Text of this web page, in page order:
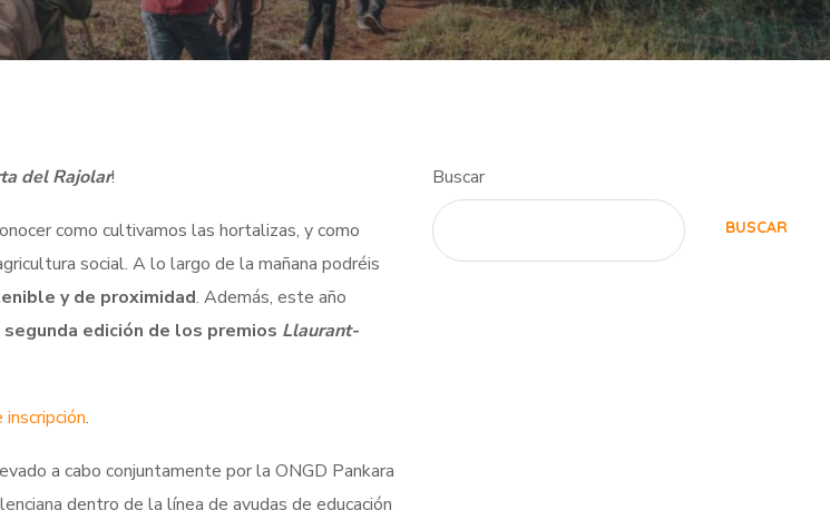
del Rajolar!
como cultivamos las hortalizas, y como
social. A lo largo de la mañana podréis
y de proximidad. Además, este año
segunda edición de los premios Llaurant-
.
a cabo conjuntamente por la ONGD Pankara
dentro de la línea de ayudas de educación
Buscar
BUSCAR